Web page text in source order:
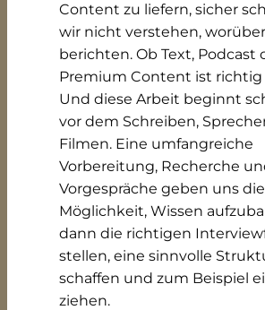
Content zu liefern, sicher
wir nicht verstehen,
berichten. Ob Text, Podcast
Premium Content ist richtig
Und diese Arbeit beginnt
vor dem Schreiben,
Filmen. Eine umfangreiche
Vorbereitung, Recherche
Vorgespräche geben uns die
Möglichkeit, Wissen
dann die richtigen
stellen, eine sinnvolle
schaffen und zum Beispiel
ziehen.